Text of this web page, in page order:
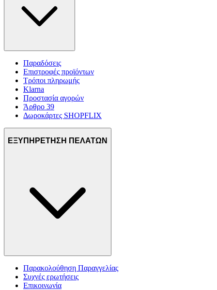
Παραδόσεις
Επιστροφές προϊόντων
Τρόποι πληρωμής
Klarna
Προστασία αγορών
Άρθρο 39
Δωροκάρτες SHOPFLIX
ΕΞΥΠΗΡΕΤΗΣΗ ΠΕΛΑΤΩΝ
Παρακολούθηση Παραγγελίας
Συχνές ερωτήσεις
Επικοινωνία